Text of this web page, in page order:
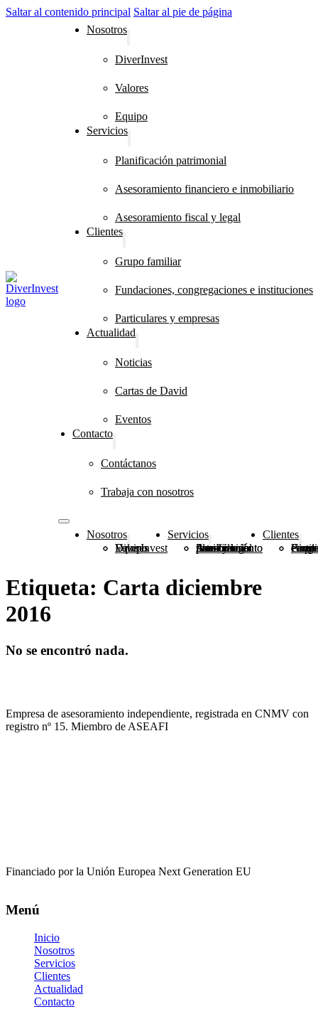
Saltar al contenido principal Saltar al pie de página
Nosotros
DiverInvest
Valores
Equipo
Servicios
Planificación patrimonial
Asesoramiento financiero e inmobiliario
Asesoramiento fiscal y legal
Clientes
Grupo familiar
Fundaciones, congregaciones e instituciones
Particulares y empresas
Actualidad
Noticias
Cartas de David
Eventos
Contacto
Contáctanos
Trabaja con nosotros
Nosotros
DiverInvest
Valores
Equipo
Servicios
Planificación patrimonial
Asesoramiento financiero e inmobiliario
Asesoramiento fiscal y legal
Clientes
Fundaciones,
Particulares y
Etiqueta: Carta diciembre
2016
No se encontró nada.
Empresa de asesoramiento independiente, registrada en CNMV con
registro nº 15. Miembro de ASEAFI
Financiado por la Unión Europea Next Generation EU
Menú
Inicio
Nosotros
Servicios
Clientes
Actualidad
Contacto